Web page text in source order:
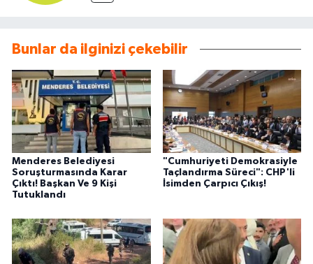
Bunlar da ilginizi çekebilir
Menderes Belediyesi
Soruşturmasında Karar
Çıktı! Başkan Ve 9 Kişi
Tutuklandı
"Cumhuriyeti Demokrasiyle
Taçlandırma Süreci": CHP'li
İsimden Çarpıcı Çıkış!